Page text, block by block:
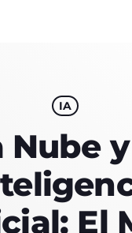
IA
Nube
El